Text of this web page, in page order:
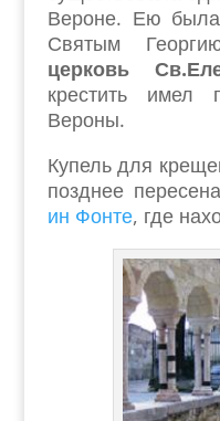
Вероне. Ею была
Святым
церковь
крестить имел
Вероны.
Купель для
позднее
ин Фонте, где